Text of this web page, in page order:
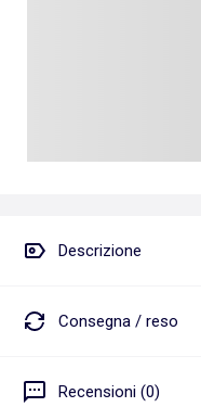
Descrizione
Consegna / reso
Recensioni (0)